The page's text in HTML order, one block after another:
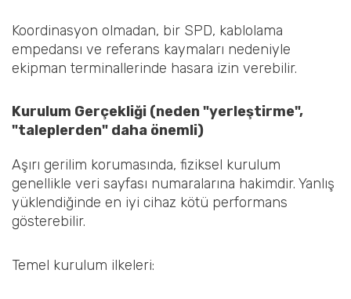
Koordinasyon olmadan, bir SPD, kablolama
empedansı ve referans kaymaları nedeniyle
ekipman terminallerinde hasara izin verebilir.
Kurulum Gerçekliği (neden "yerleştirme",
"taleplerden" daha önemli)
Aşırı gerilim korumasında, fiziksel kurulum
genellikle veri sayfası numaralarına hakimdir. Yanlış
yüklendiğinde en iyi cihaz kötü performans
gösterebilir.
Temel kurulum ilkeleri: